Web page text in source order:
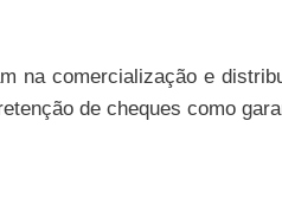
na comercialização e
de cheques como